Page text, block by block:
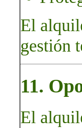
El
gestión
11.
El